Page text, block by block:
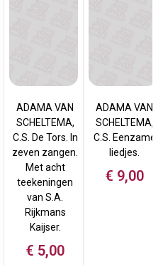
ADAMA VAN
SCHELTEMA,
C.S. De Tors. In
zeven zangen.
Met acht
teekeningen
van S.A.
Rijkmans
Kaijser.
€ 5,00
ADAMA VAN
SCHELTEMA,
C.S. Eenzame
liedjes.
€ 9,00